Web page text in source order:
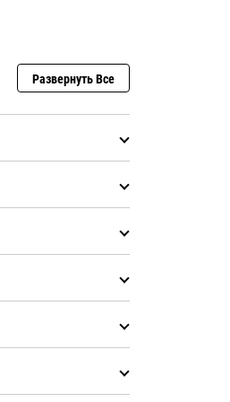
Развернуть Все